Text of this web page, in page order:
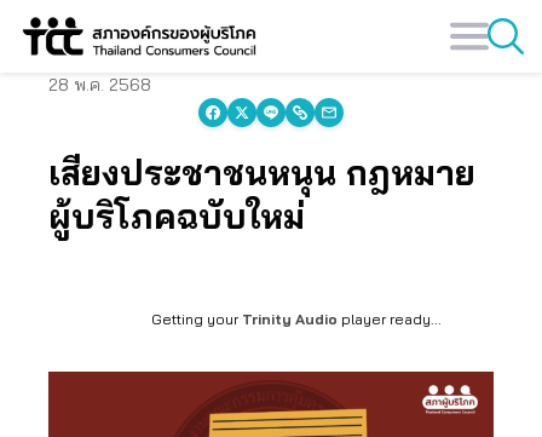
Skip
28 พ.ค. 2568
เสียงประชาชนหนุน กฎหมาย
ผู้บริโภคฉบับใหม่
Getting your Trinity Audio player ready...